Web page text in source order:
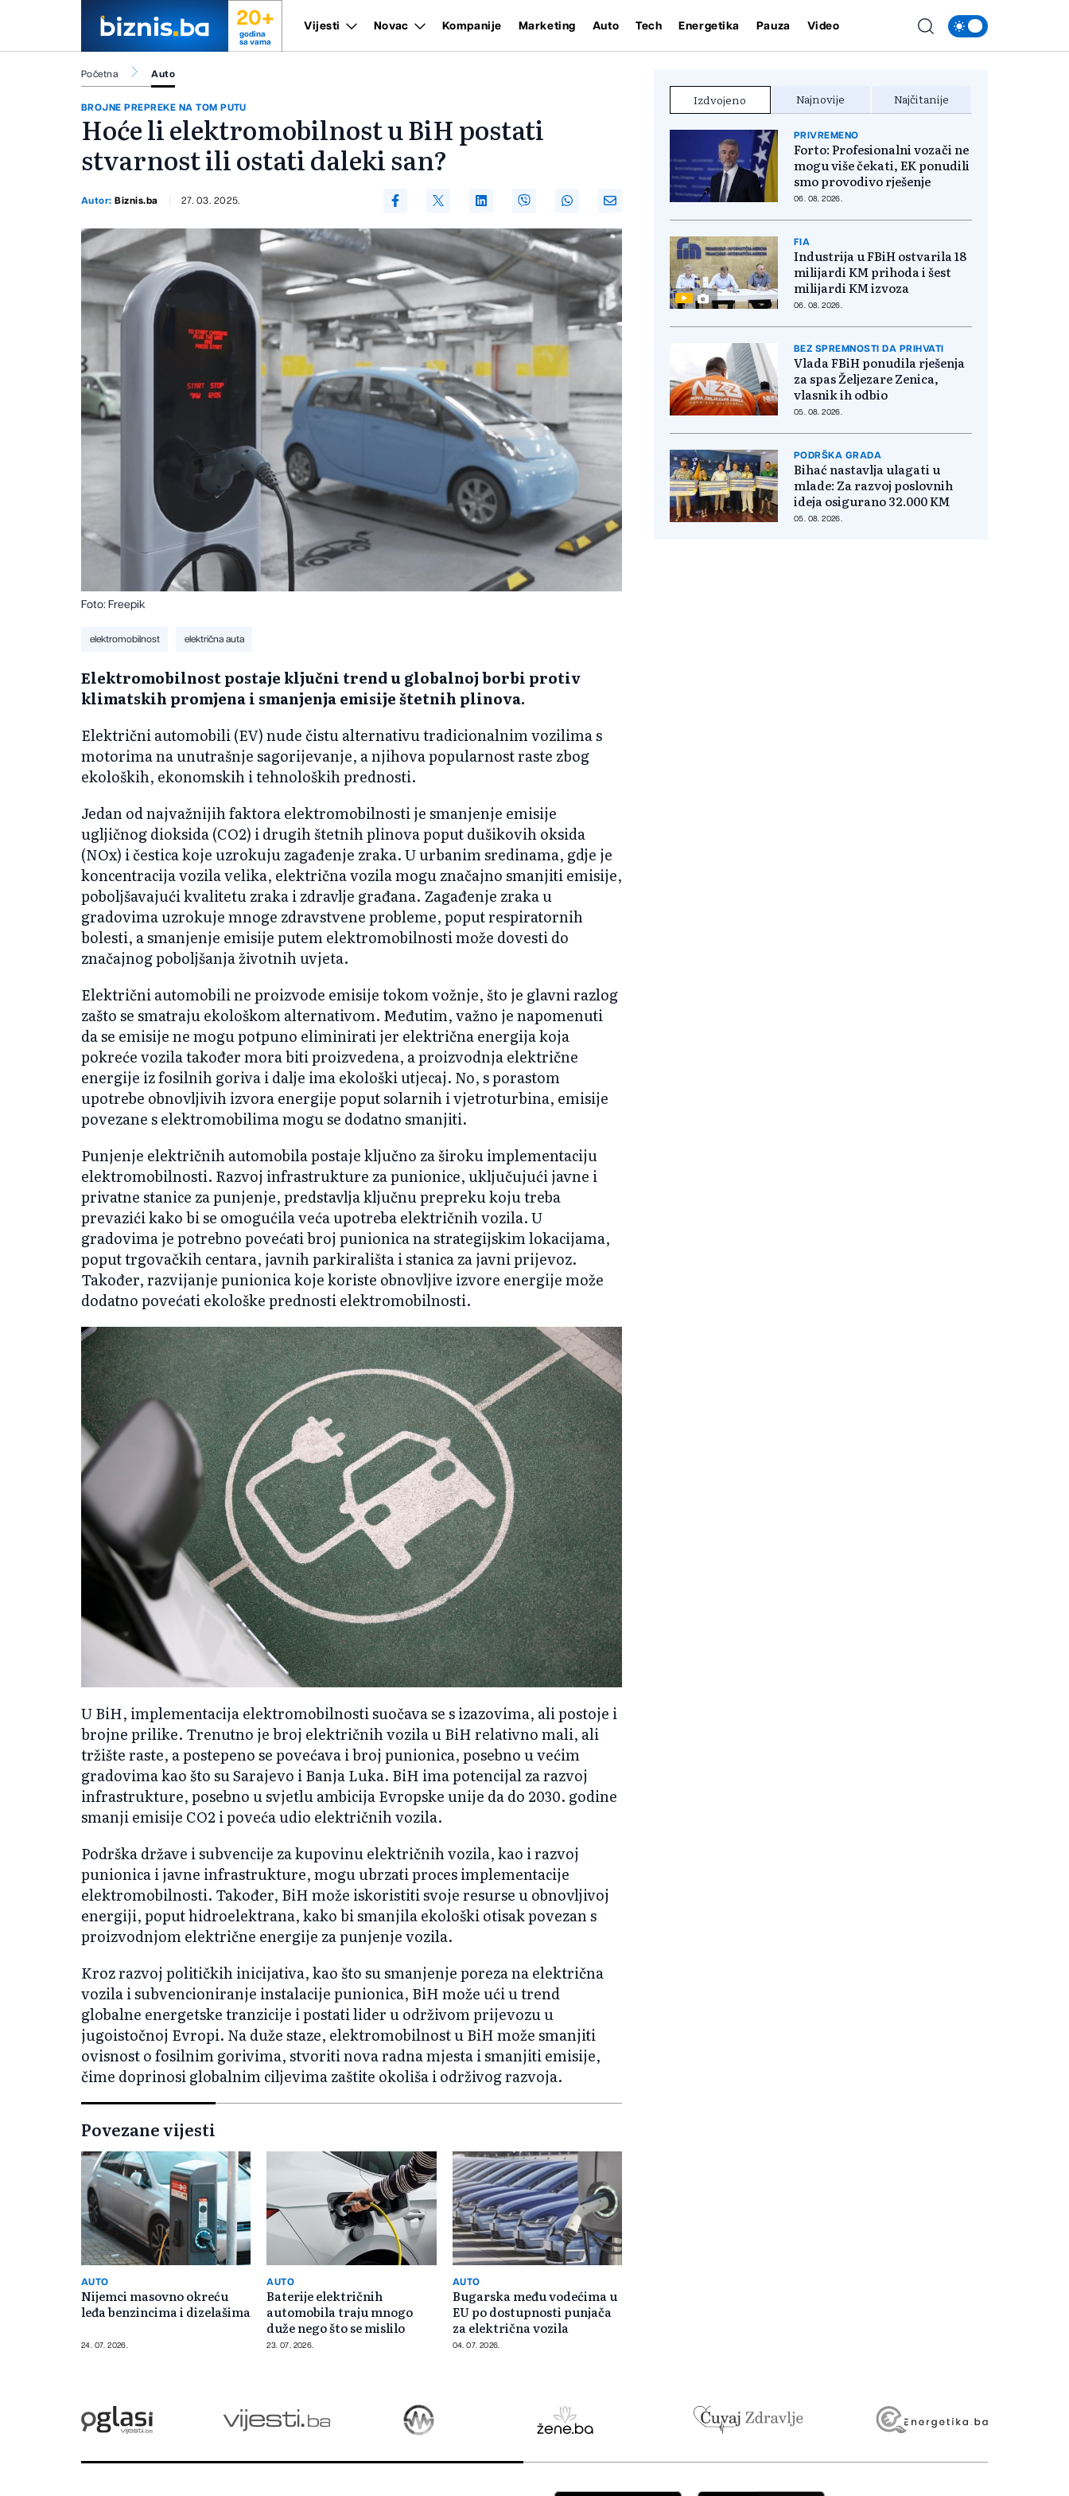
20+
godina
sa vama
Vijesti Novac Kompanije Marketing Auto Tech Energetika Pauza Video
Početna Auto
BROJNE PREPREKE NA TOM PUTU
Hoće li elektromobilnost u BiH postati
stvarnost ili ostati daleki san?
Autor:Biznis.ba 27. 03. 2025.
Foto: Freepik
elektromobilnost električna auta
Elektromobilnost postaje ključni trend u globalnoj borbi protiv
klimatskih promjena i smanjenja emisije štetnih plinova.
Električni automobili (EV) nude čistu alternativu tradicionalnim vozilima s
motorima na unutrašnje sagorijevanje, a njihova popularnost raste zbog
ekoloških, ekonomskih i tehnoloških prednosti.
Jedan od najvažnijih faktora elektromobilnosti je smanjenje emisije
ugljičnog dioksida (CO2) i drugih štetnih plinova poput dušikovih oksida
(NOx) i čestica koje uzrokuju zagađenje zraka. U urbanim sredinama, gdje je
koncentracija vozila velika, električna vozila mogu značajno smanjiti emisije,
poboljšavajući kvalitetu zraka i zdravlje građana. Zagađenje zraka u
gradovima uzrokuje mnoge zdravstvene probleme, poput respiratornih
bolesti, a smanjenje emisije putem elektromobilnosti može dovesti do
značajnog poboljšanja životnih uvjeta.
Električni automobili ne proizvode emisije tokom vožnje, što je glavni razlog
zašto se smatraju ekološkom alternativom. Međutim, važno je napomenuti
da se emisije ne mogu potpuno eliminirati jer električna energija koja
pokreće vozila također mora biti proizvedena, a proizvodnja električne
energije iz fosilnih goriva i dalje ima ekološki utjecaj. No, s porastom
upotrebe obnovljivih izvora energije poput solarnih i vjetroturbina, emisije
povezane s elektromobilima mogu se dodatno smanjiti.
Punjenje električnih automobila postaje ključno za široku implementaciju
elektromobilnosti. Razvoj infrastrukture za punionice, uključujući javne i
privatne stanice za punjenje, predstavlja ključnu prepreku koju treba
prevazići kako bi se omogućila veća upotreba električnih vozila. U
gradovima je potrebno povećati broj punionica na strategijskim lokacijama,
poput trgovačkih centara, javnih parkirališta i stanica za javni prijevoz.
Također, razvijanje punionica koje koriste obnovljive izvore energije može
dodatno povećati ekološke prednosti elektromobilnosti.
U BiH, implementacija elektromobilnosti suočava se s izazovima, ali postoje i
brojne prilike. Trenutno je broj električnih vozila u BiH relativno mali, ali
tržište raste, a postepeno se povećava i broj punionica, posebno u većim
gradovima kao što su Sarajevo i Banja Luka. BiH ima potencijal za razvoj
infrastrukture, posebno u svjetlu ambicija Evropske unije da do 2030. godine
smanji emisije CO2 i poveća udio električnih vozila.
Podrška države i subvencije za kupovinu električnih vozila, kao i razvoj
punionica i javne infrastrukture, mogu ubrzati proces implementacije
elektromobilnosti. Također, BiH može iskoristiti svoje resurse u obnovljivoj
energiji, poput hidroelektrana, kako bi smanjila ekološki otisak povezan s
proizvodnjom električne energije za punjenje vozila.
Kroz razvoj političkih inicijativa, kao što su smanjenje poreza na električna
vozila i subvencioniranje instalacije punionica, BiH može ući u trend
globalne energetske tranzicije i postati lider u održivom prijevozu u
jugoistočnoj Evropi. Na duže staze, elektromobilnost u BiH može smanjiti
ovisnost o fosilnim gorivima, stvoriti nova radna mjesta i smanjiti emisije,
čime doprinosi globalnim ciljevima zaštite okoliša i održivog razvoja.
Povezane vijesti
AUTO
Nijemci masovno okreću
leđa benzincima i dizelašima
24. 07. 2026.
AUTO
Baterije električnih
automobila traju mnogo
duže nego što se mislilo
23. 07. 2026.
AUTO
Bugarska među vodećima u
EU po dostupnosti punjača
za električna vozila
04. 07. 2026.
Izdvojeno Najnovije Najčitanije
PRIVREMENO
Forto: Profesionalni vozači ne
mogu više čekati, EK ponudili
smo provodivo rješenje
06. 08. 2026.
FIA
Industrija u FBiH ostvarila 18
milijardi KM prihoda i šest
milijardi KM izvoza
06. 08. 2026.
BEZ SPREMNOSTI DA PRIHVATI
Vlada FBiH ponudila rješenja
za spas Željezare Zenica,
vlasnik ih odbio
05. 08. 2026.
PODRŠKA GRADA
Bihać nastavlja ulagati u
mlade: Za razvoj poslovnih
ideja osigurano 32.000 KM
05. 08. 2026.